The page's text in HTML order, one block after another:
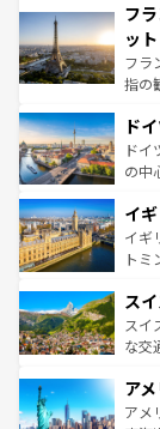
ませ
なお
しい
文化
れる
る。
アー
せる
ンテ
フ
ット
フラ
指の
で、
聖堂
から
いる
香り
らに
れる
を参
ド
ドイ
の中
顔を
ルリ
して
は、
ドイ
イ
イギ
トミ
リア
ティ
戦な
ンツ
ス
スイ
な交
の建
博物
ア
アメ